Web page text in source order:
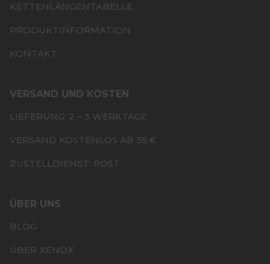
KETTENLÄNGENTABELLE
PRODUKTINFORMATION
KONTAKT
VERSAND UND KOSTEN
LIEFERUNG: 2 – 3 WERKTAGE
VERSAND KOSTENLOS AB 35 €
ZUSTELLDIENST: POST
ÜBER UNS
BLOG
ÜBER XENOX